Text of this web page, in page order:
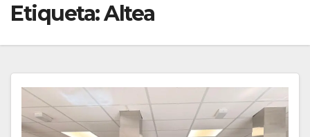
Etiqueta:Altea